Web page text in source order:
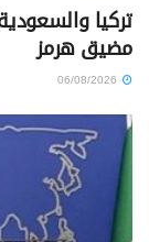
تركيا
مضيق هرمز